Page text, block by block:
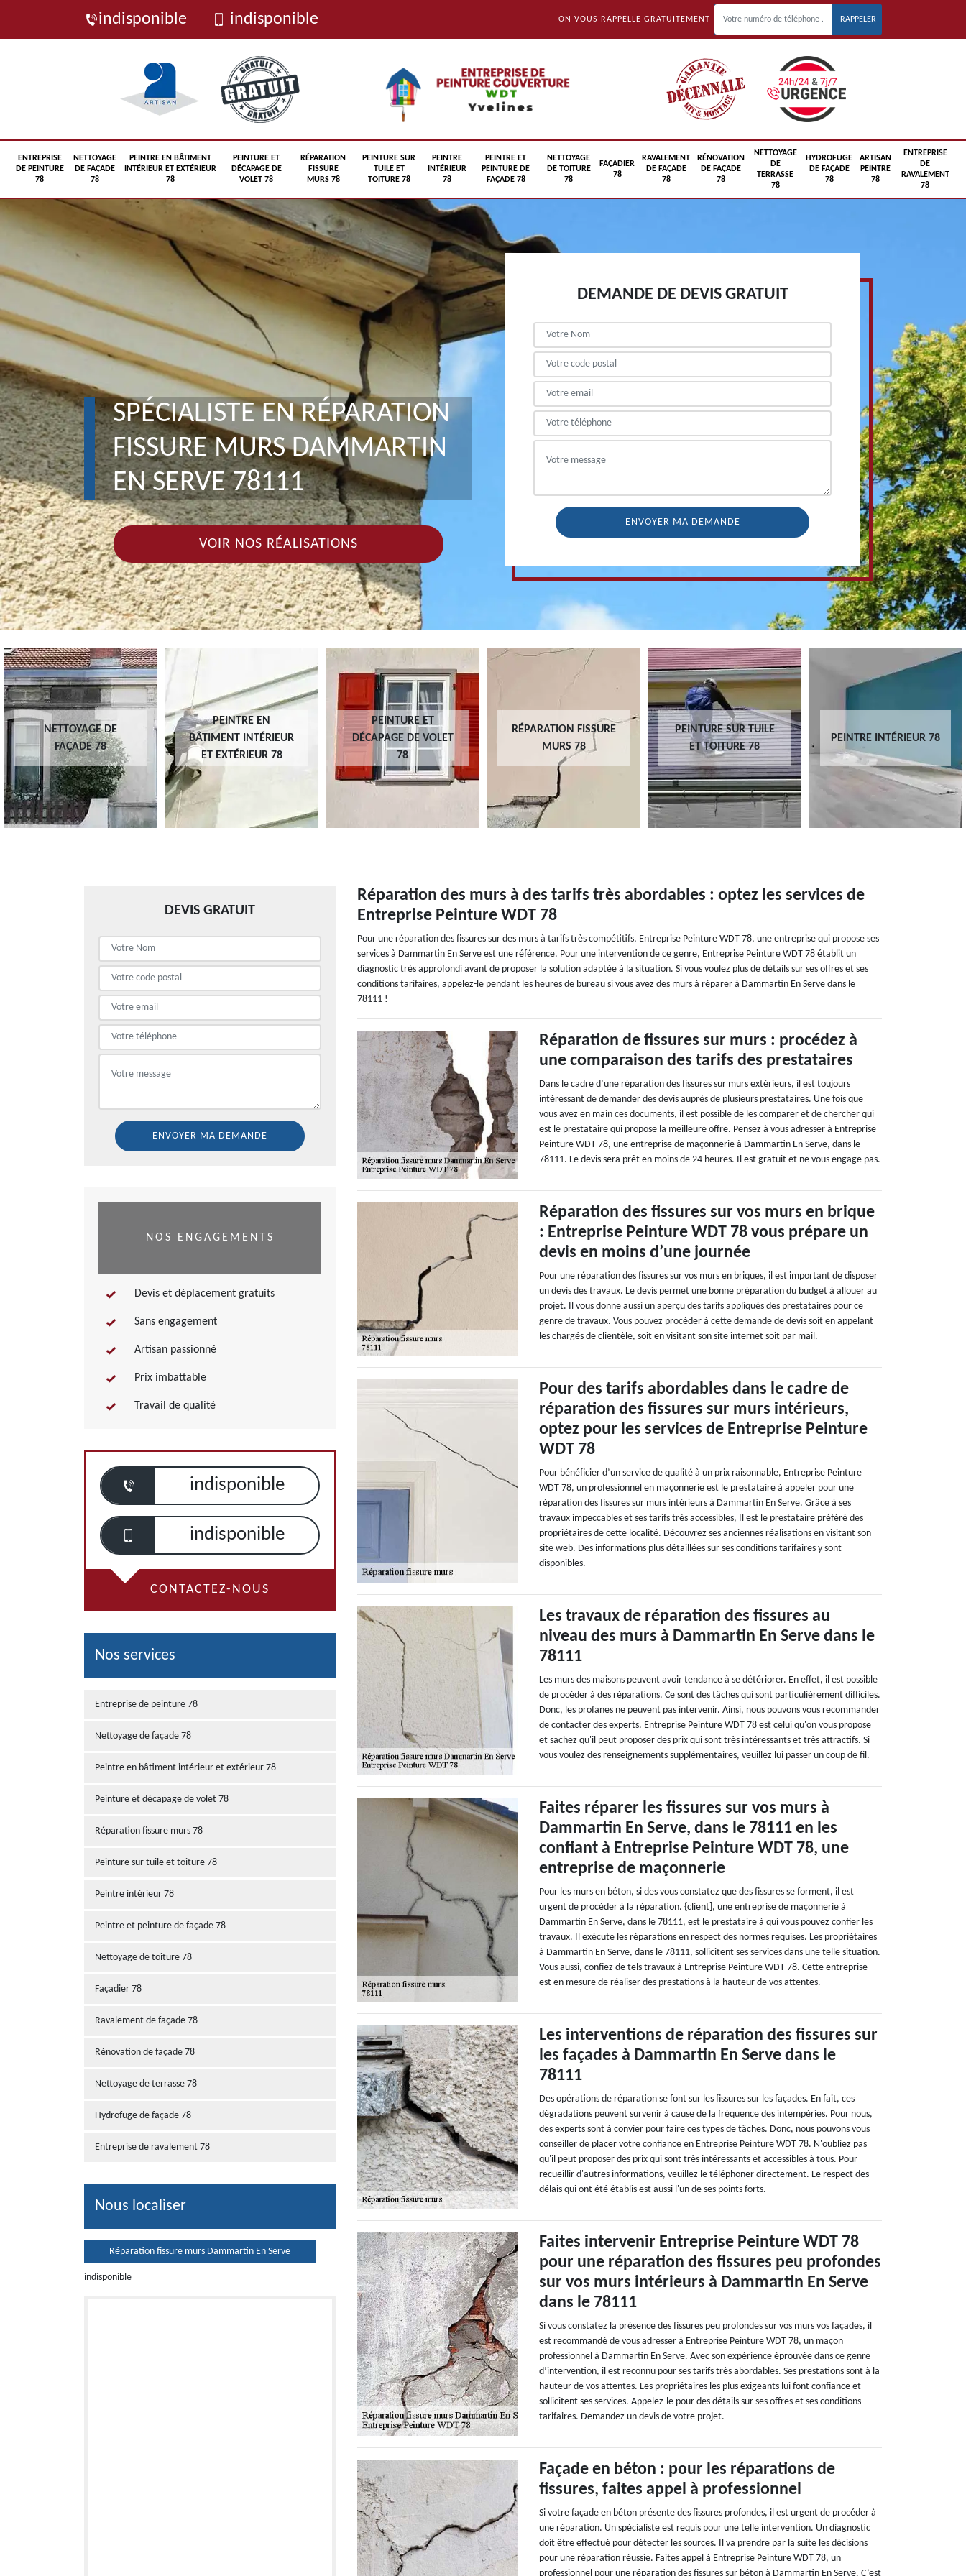
indisponible indisponible ON VOUS RAPPELLE GRATUITEMENT
ENTREPRISE
DE PEINTURE
78
NETTOYAGE
DE FAÇADE
78
PEINTRE EN BÂTIMENT
INTÉRIEUR ET EXTÉRIEUR
78
PEINTURE ET
DÉCAPAGE DE
VOLET 78
RÉPARATION
FISSURE
MURS 78
PEINTURE SUR
TUILE ET
TOITURE 78
PEINTRE
INTÉRIEUR
78
PEINTRE ET
PEINTURE DE
FAÇADE 78
NETTOYAGE
DE TOITURE
78
FAÇADIER
78
RAVALEMENT
DE FAÇADE
78
RÉNOVATION
DE FAÇADE
78
NETTOYAGE
DE
TERRASSE
78
HYDROFUGE
DE FAÇADE
78
ARTISAN
PEINTRE
78
ENTREPRISE
DE
RAVALEMENT
78
SPÉCIALISTE EN RÉPARATION
FISSURE MURS DAMMARTIN
EN SERVE 78111
VOIR NOS RÉALISATIONS
DEMANDE DE DEVIS GRATUIT
NETTOYAGE DE
FAÇADE 78
PEINTRE EN
BÂTIMENT INTÉRIEUR
ET EXTÉRIEUR 78
PEINTURE ET
DÉCAPAGE DE VOLET
78
RÉPARATION FISSURE
MURS 78
PEINTURE SUR TUILE
ET TOITURE 78
PEINTRE INTÉRIEUR 78
DEVIS GRATUIT
NOS ENGAGEMENTS
Devis et déplacement gratuits
Sans engagement
Artisan passionné
Prix imbattable
Travail de qualité
indisponible
indisponible
CONTACTEZ-NOUS
Nos services
Entreprise de peinture 78
Nettoyage de façade 78
Peintre en bâtiment intérieur et extérieur 78
Peinture et décapage de volet 78
Réparation fissure murs 78
Peinture sur tuile et toiture 78
Peintre intérieur 78
Peintre et peinture de façade 78
Nettoyage de toiture 78
Façadier 78
Ravalement de façade 78
Rénovation de façade 78
Nettoyage de terrasse 78
Hydrofuge de façade 78
Entreprise de ravalement 78
Nous localiser
Réparation fissure murs Dammartin En Serve
indisponible
Réparation des murs à des tarifs très abordables : optez les services de
Entreprise Peinture WDT 78
Pour une réparation des fissures sur des murs à tarifs très compétitifs, Entreprise Peinture WDT 78, une entreprise qui propose ses
services à Dammartin En Serve est une référence. Pour une intervention de ce genre, Entreprise Peinture WDT 78 établit un
diagnostic très approfondi avant de proposer la solution adaptée à la situation. Si vous voulez plus de détails sur ses offres et ses
conditions tarifaires, appelez-le pendant les heures de bureau si vous avez des murs à réparer à Dammartin En Serve dans le
78111 !
Réparation de fissures sur murs : procédez à
une comparaison des tarifs des prestataires
Dans le cadre d’une réparation des fissures sur murs extérieurs, il est toujours
intéressant de demander des devis auprès de plusieurs prestataires. Une fois que
vous avez en main ces documents, il est possible de les comparer et de chercher qui
est le prestataire qui propose la meilleure offre. Pensez à vous adresser à Entreprise
Peinture WDT 78, une entreprise de maçonnerie à Dammartin En Serve, dans le
78111. Le devis sera prêt en moins de 24 heures. Il est gratuit et ne vous engage pas.
Réparation des fissures sur vos murs en brique
: Entreprise Peinture WDT 78 vous prépare un
devis en moins d’une journée
Pour une réparation des fissures sur vos murs en briques, il est important de disposer
un devis des travaux. Le devis permet une bonne préparation du budget à allouer au
projet. Il vous donne aussi un aperçu des tarifs appliqués des prestataires pour ce
genre de travaux. Vous pouvez procéder à cette demande de devis soit en appelant
les chargés de clientèle, soit en visitant son site internet soit par mail.
Pour des tarifs abordables dans le cadre de
réparation des fissures sur murs intérieurs,
optez pour les services de Entreprise Peinture
WDT 78
Pour bénéficier d’un service de qualité à un prix raisonnable, Entreprise Peinture
WDT 78, un professionnel en maçonnerie est le prestataire à appeler pour une
réparation des fissures sur murs intérieurs à Dammartin En Serve. Grâce à ses
travaux impeccables et ses tarifs très accessibles, Il est le prestataire préféré des
propriétaires de cette localité. Découvrez ses anciennes réalisations en visitant son
site web. Des informations plus détaillées sur ses conditions tarifaires y sont
disponibles.
Les travaux de réparation des fissures au
niveau des murs à Dammartin En Serve dans le
78111
Les murs des maisons peuvent avoir tendance à se détériorer. En effet, il est possible
de procéder à des réparations. Ce sont des tâches qui sont particulièrement difficiles.
Donc, les profanes ne peuvent pas intervenir. Ainsi, nous pouvons vous recommander
de contacter des experts. Entreprise Peinture WDT 78 est celui qu'on vous propose
et sachez qu'il peut proposer des prix qui sont très intéressants et très attractifs. Si
vous voulez des renseignements supplémentaires, veuillez lui passer un coup de fil.
Faites réparer les fissures sur vos murs à
Dammartin En Serve, dans le 78111 en les
confiant à Entreprise Peinture WDT 78, une
entreprise de maçonnerie
Pour les murs en béton, si des vous constatez que des fissures se forment, il est
urgent de procéder à la réparation. {client], une entreprise de maçonnerie à
Dammartin En Serve, dans le 78111, est le prestataire à qui vous pouvez confier les
travaux. Il exécute les réparations en respect des normes requises. Les propriétaires
à Dammartin En Serve, dans le 78111, sollicitent ses services dans une telle situation.
Vous aussi, confiez de tels travaux à Entreprise Peinture WDT 78. Cette entreprise
est en mesure de réaliser des prestations à la hauteur de vos attentes.
Les interventions de réparation des fissures sur
les façades à Dammartin En Serve dans le
78111
Des opérations de réparation se font sur les fissures sur les façades. En fait, ces
dégradations peuvent survenir à cause de la fréquence des intempéries. Pour nous,
des experts sont à convier pour faire ces types de tâches. Donc, nous pouvons vous
conseiller de placer votre confiance en Entreprise Peinture WDT 78. N'oubliez pas
qu'il peut proposer des prix qui sont très intéressants et accessibles à tous. Pour
recueillir d'autres informations, veuillez le téléphoner directement. Le respect des
délais qui ont été établis est aussi l'un de ses points forts.
Faites intervenir Entreprise Peinture WDT 78
pour une réparation des fissures peu profondes
sur vos murs intérieurs à Dammartin En Serve
dans le 78111
Si vous constatez la présence des fissures peu profondes sur vos murs vos façades, il
est recommandé de vous adresser à Entreprise Peinture WDT 78, un maçon
professionnel à Dammartin En Serve. Avec son expérience éprouvée dans ce genre
d’intervention, il est reconnu pour ses tarifs très abordables. Ses prestations sont à la
hauteur de vos attentes. Les propriétaires les plus exigeants lui font confiance et
sollicitent ses services. Appelez-le pour des détails sur ses offres et ses conditions
tarifaires. Demandez un devis de votre projet.
Façade en béton : pour les réparations de
fissures, faites appel à professionnel
Si votre façade en béton présente des fissures profondes, il est urgent de procéder à
une réparation. Un spécialiste est requis pour une telle intervention. Un diagnostic
doit être effectué pour détecter les sources. Il va prendre par la suite les décisions
pour une réparation réussie. Faites appel à Entreprise Peinture WDT 78, un
professionnel pour une réparation des fissures sur béton à Dammartin En Serve. C’est